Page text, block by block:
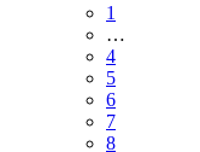
1
…
4
5
6
7
8